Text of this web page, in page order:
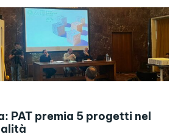
PAT premia 5 progetti nel